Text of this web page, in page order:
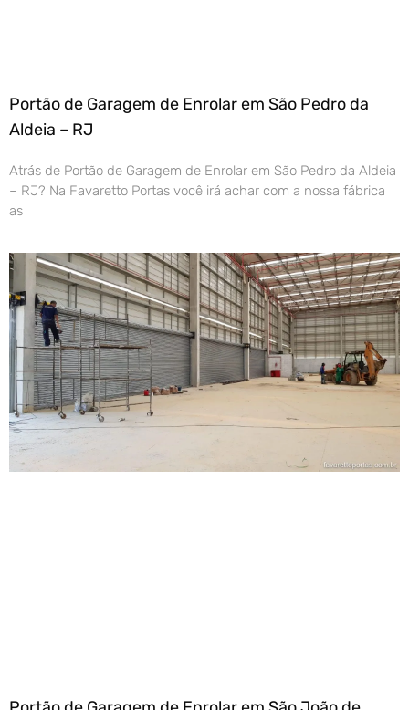
Portão de Garagem de Enrolar em São Pedro da
Aldeia – RJ
Atrás de Portão de Garagem de Enrolar em São Pedro da Aldeia
– RJ? Na Favaretto Portas você irá achar com a nossa fábrica
as